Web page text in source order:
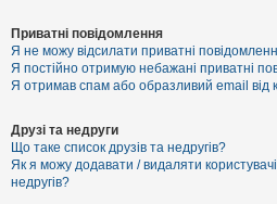
Приватні повідомлення
Я не можу відсилати приватні
Я постійно отримую небажані приватні
Я отримав спам або образливий email від
Друзі та недруги
Що таке список друзів та недругів?
Як я можу додавати / видаляти
недругів?